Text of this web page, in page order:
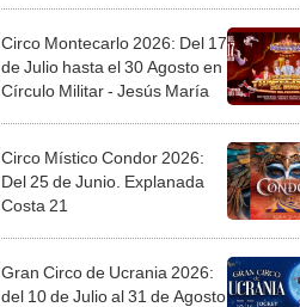
Circo Montecarlo 2026: Del 17
de Julio hasta el 30 Agosto en
Círculo Militar - Jesús María
Circo Místico Condor 2026:
Del 25 de Junio. Explanada
Costa 21
Gran Circo de Ucrania 2026:
del 10 de Julio al 31 de Agosto